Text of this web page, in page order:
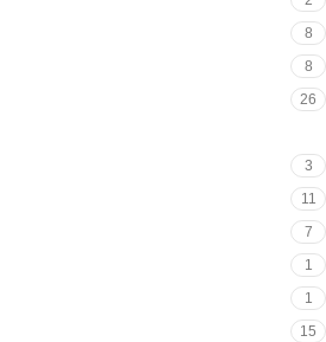
8
8
26
3
11
7
1
1
15